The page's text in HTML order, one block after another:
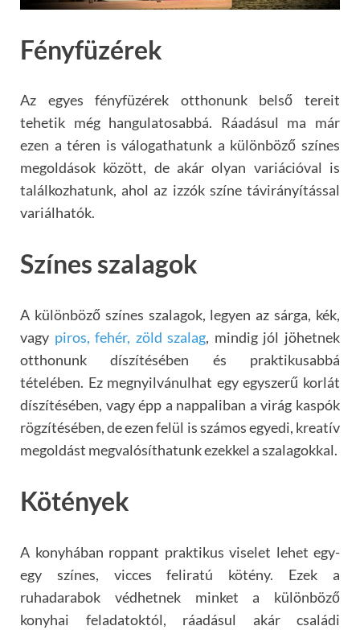
Fényfüzérek
Az egyes fényfüzérek otthonunk belső tereit
tehetik még hangulatosabbá. Ráadásul ma már
ezen a téren is válogathatunk a különböző színes
megoldások között, de akár olyan variációval is
találkozhatunk, ahol az izzók színe távirányítással
variálhatók.
Színes szalagok
A különböző színes szalagok, legyen az sárga, kék,
vagy piros, fehér, zöld szalag, mindig jól jöhetnek
otthonunk díszítésében és praktikusabbá
tételében. Ez megnyilvánulhat egy egyszerű korlát
díszítésében, vagy épp a nappaliban a virág kaspók
rögzítésében, de ezen felül is számos egyedi, kreatív
megoldást megvalósíthatunk ezekkel a szalagokkal.
Kötények
A konyhában roppant praktikus viselet lehet egy-
egy színes, vicces feliratú kötény. Ezek a
ruhadarabok védhetnek minket a különböző
konyhai feladatoktól, ráadásul akár családi